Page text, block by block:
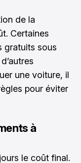
de la
Certaines
gratuits sous
une voiture, il
pour éviter
à
le coût final.